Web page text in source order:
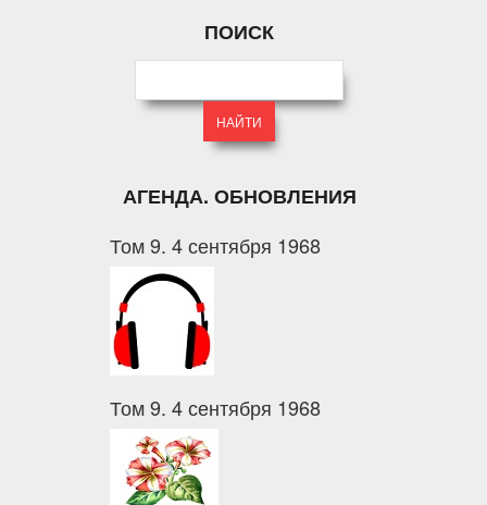
ПОИСК
АГЕНДА. ОБНОВЛЕНИЯ
Том 9. 4 сентября 1968
Том 9. 4 сентября 1968